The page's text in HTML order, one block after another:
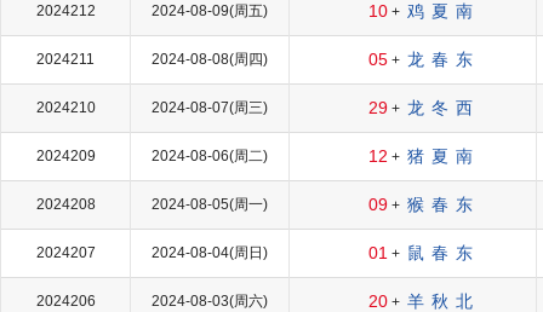
2024212 2024-08-09(周五) 10 + 鸡 夏 南
2024211 2024-08-08(周四) 05 + 龙 春 东
2024210 2024-08-07(周三) 29 + 龙 冬 西
2024209 2024-08-06(周二) 12 + 猪 夏 南
2024208 2024-08-05(周一) 09 + 猴 春 东
2024207 2024-08-04(周日) 01 + 鼠 春 东
2024206 2024-08-03(周六) 20 + 羊 秋 北